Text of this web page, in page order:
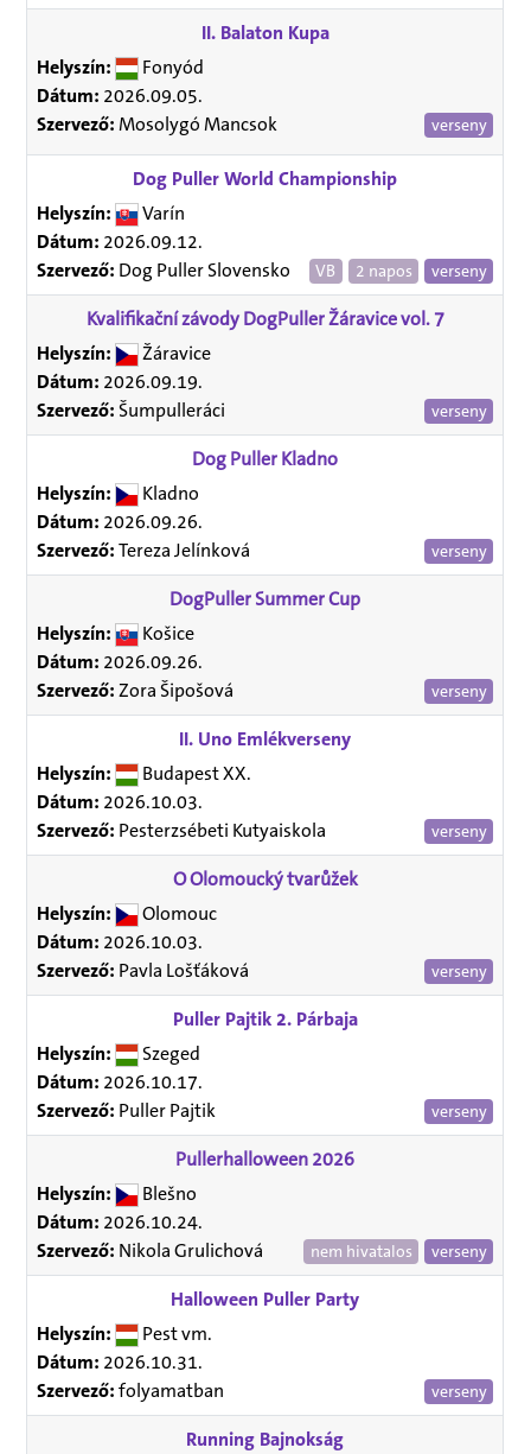
II. Balaton Kupa
Helyszín:
Fonyód
Dátum: 2026.09.05.
verseny
Szervező:Mosolygó Mancsok
Dog Puller World Championship
Helyszín:
Varín
Dátum: 2026.09.12.
verseny
2 napos
VB
Szervező: Dog Puller Slovensko
Kvalifikační závody DogPuller Žáravice vol. 7
Helyszín:
Žáravice
Dátum: 2026.09.19.
verseny
Szervező: Šumpulleráci
Dog Puller Kladno
Helyszín:
Kladno
Dátum: 2026.09.26.
verseny
Szervező:Tereza Jelínková
DogPuller Summer Cup
Helyszín:
Košice
Dátum: 2026.09.26.
verseny
Szervező:Zora Šipošová
II. Uno Emlékverseny
Helyszín:
Budapest XX.
Dátum: 2026.10.03.
verseny
Szervező: Pesterzsébeti Kutyaiskola
O Olomoucký tvarůžek
Helyszín:
Olomouc
Dátum: 2026.10.03.
verseny
Szervező: Pavla Lošťáková
Puller Pajtik 2. Párbaja
Helyszín:
Szeged
Dátum: 2026.10.17.
verseny
Szervező: Puller Pajtik
Pullerhalloween 2026
Helyszín:
Blešno
Dátum: 2026.10.24.
verseny
nem hivatalos
Szervező: Nikola Grulichová
Halloween Puller Party
Helyszín:
Pest vm.
Dátum: 2026.10.31.
verseny
Szervező:folyamatban
Running Bajnokság